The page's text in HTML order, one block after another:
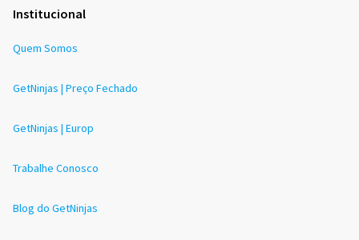
Institucional
Quem Somos
GetNinjas | Preço Fechado
GetNinjas | Europ
Trabalhe Conosco
Blog do GetNinjas